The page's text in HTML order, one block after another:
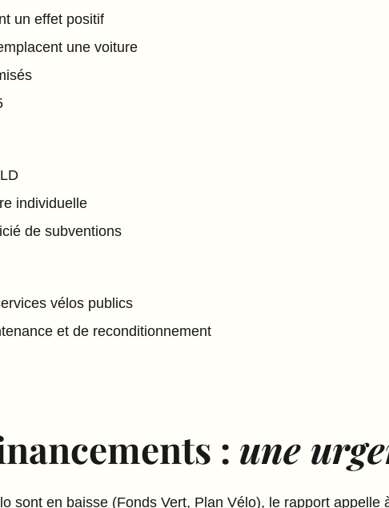
un effet positif
une voiture
individuelle
de subventions
vélos publics
et de reconditionnement
: une
sont en baisse (Fonds Vert, Plan Vélo), le rapport appelle